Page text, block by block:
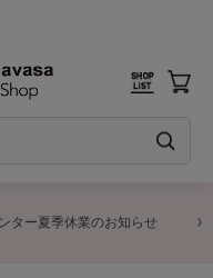
ター夏季休業のお知らせ